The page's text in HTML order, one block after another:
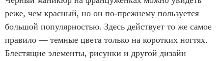
реже, чем красный, но он по-прежнему пользуется
большой популярностью. Здесь действует то же самое
правило — темные цвета только на коротких ногтях.
Блестящие элементы, рисунки и другой дизайн